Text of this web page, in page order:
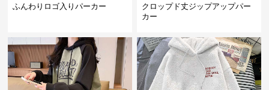
ふんわりロゴ入りパーカー
クロップド丈ジップアップパー
カー